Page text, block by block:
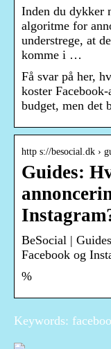
Inden du dykker
algoritme for
understrege, at
komme i …
Få svar på her,
koster
budget, men
http s://besocial.dk ›
Guides:
BeSocial |
Facebook og
%
Keywords: